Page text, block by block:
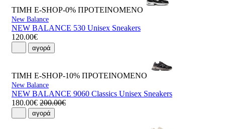
ΤΙΜΗ E-SHOP-0% ΠΡΟΤΕΙΝΟΜΕΝΟ
New Balance
NEW BALANCE 530 Unisex Sneakers
120.00€
αγορά
ΤΙΜΗ E-SHOP-10% ΠΡΟΤΕΙΝΟΜΕΝΟ
New Balance
NEW BALANCE 9060 Classics Unisex Sneakers
180.00€ 200.00€
αγορά